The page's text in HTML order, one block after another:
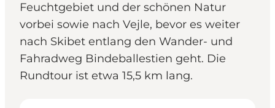
Feuchtgebiet und der schönen Natur
vorbei sowie nach Vejle, bevor es weiter
nach Skibet entlang den Wander- und
Fahradweg Bindeballestien geht. Die
Rundtour ist etwa 15,5 km lang.